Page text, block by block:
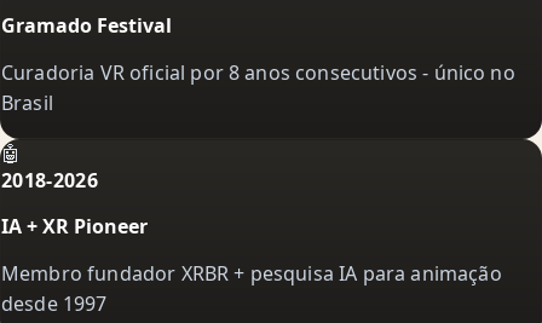
Gramado Festival
Curadoria VR oficial por 8 anos consecutivos - único no
Brasil
🤖
2018-2026
IA + XR Pioneer
Membro fundador XRBR + pesquisa IA para animação
desde 1997